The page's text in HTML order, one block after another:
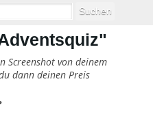
Screenshot von deinem
dann deinen Preis